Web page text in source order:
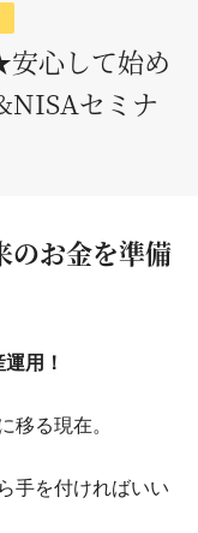
安心して始め
セミナ
お金を準備
用！
移る現在。
手を付ければいい